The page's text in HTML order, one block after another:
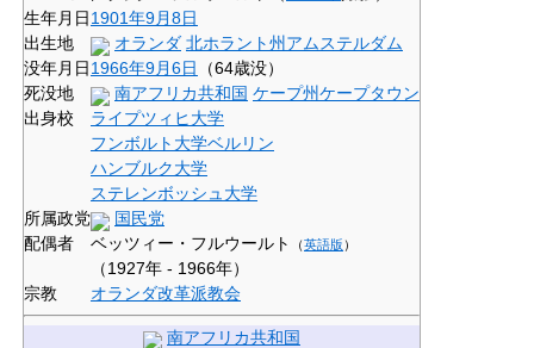
生年月日1901年9月8日
出生地
オランダ 北ホラント州アムステルダム
没年月日1966年9月6日
（64歳没）
死没地
南アフリカ共和国 ケープ州ケープタウン
出身校
ライプツィヒ大学
フンボルト大学ベルリン
ハンブルク大学
ステレンボッシュ大学
所属政党
国民党
配偶者
ベッツィー・フルウールト （英語版）
（1927年 - 1966年）
宗教
オランダ改革派教会
南アフリカ共和国